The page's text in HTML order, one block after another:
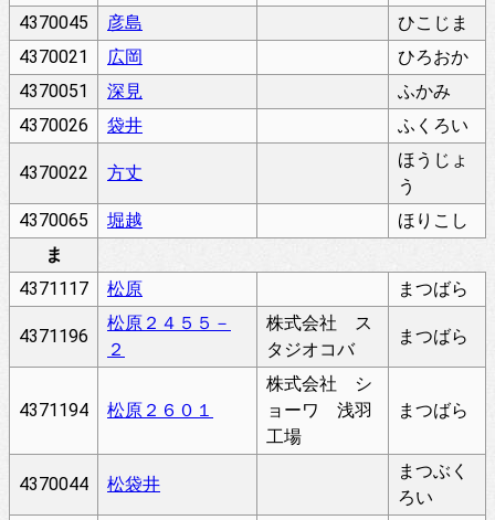
4370045
彦島
ひこじま
4370021
広岡
ひろおか
4370051
深見
ふかみ
4370026
袋井 ふくろい
4370022 方丈
ほうじょ
う
4370065
堀越
ほりこし
ま
4371117
松原 まつばら
4371196
松原２４５５－
２
株式会社 ス
タジオコバ
まつばら
4371194 松原２６０１
株式会社 シ
ョーワ 浅羽
工場
まつばら
4370044 松袋井
まつぶく
ろい